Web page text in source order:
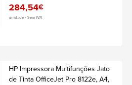
284,54€
unidade • Sem IVA
HP Impressora Multifunções Jato
de Tinta OfficeJet Pro 8122e, A4,